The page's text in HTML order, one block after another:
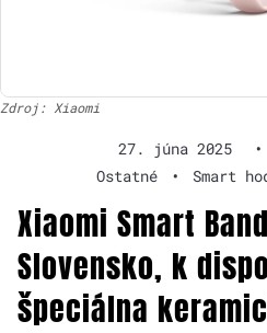
Zdroj: Xiaomi
27. júna 2025 •
Ostatné
• Smart
Xiaomi Smart
Slovensko, k
špeciálna